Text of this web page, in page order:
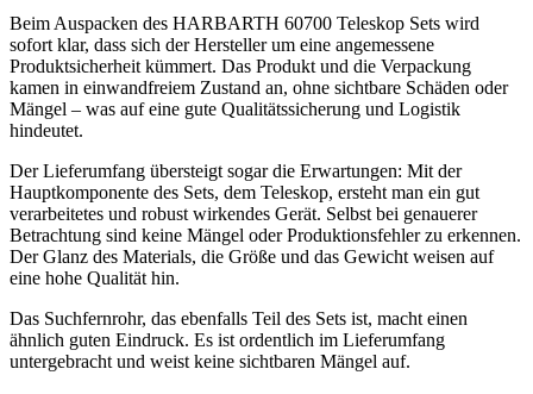
Beim Auspacken des HARBARTH 60700 Teleskop Sets wird
sofort klar, dass sich der Hersteller um eine angemessene
Produktsicherheit kümmert. Das Produkt und die Verpackung
kamen in einwandfreiem Zustand an, ohne sichtbare Schäden oder
Mängel – was auf eine gute Qualitätssicherung und Logistik
hindeutet.
Der Lieferumfang übersteigt sogar die Erwartungen: Mit der
Hauptkomponente des Sets, dem Teleskop, ersteht man ein gut
verarbeitetes und robust wirkendes Gerät. Selbst bei genauerer
Betrachtung sind keine Mängel oder Produktionsfehler zu erkennen.
Der Glanz des Materials, die Größe und das Gewicht weisen auf
eine hohe Qualität hin.
Das Suchfernrohr, das ebenfalls Teil des Sets ist, macht einen
ähnlich guten Eindruck. Es ist ordentlich im Lieferumfang
untergebracht und weist keine sichtbaren Mängel auf.